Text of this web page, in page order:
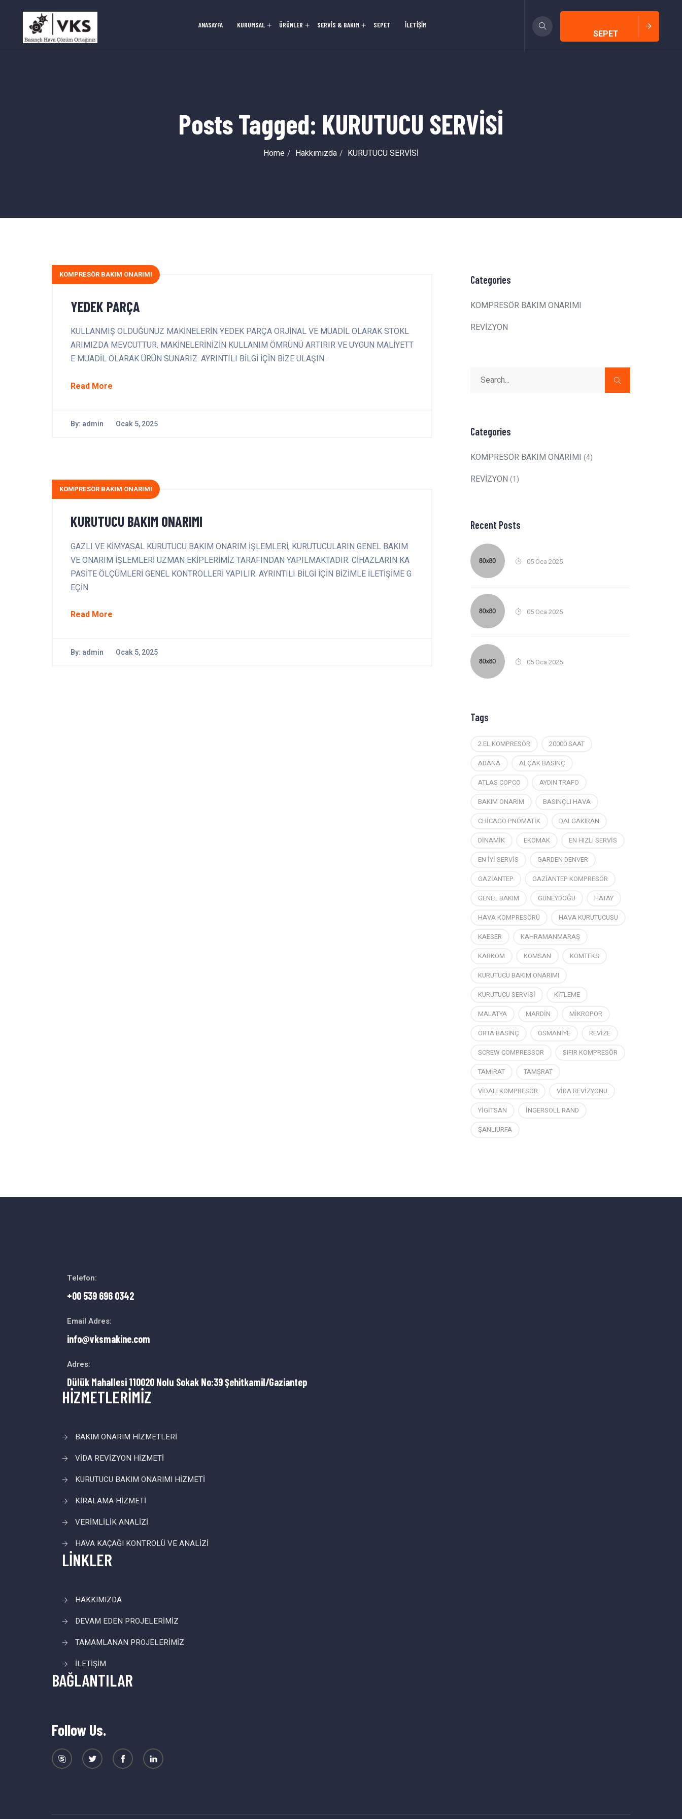
ANASAYFA KURUMSAL ÜRÜNLER SERVİS & BAKIM SEPET İLETİŞİM
SEPET
Posts Tagged: KURUTUCU SERVİSİ
Home Hakkımızda KURUTUCU SERVİSİ
KOMPRESÖR BAKIM ONARIMI
YEDEK PARÇA
KULLANMIŞ OLDUĞUNUZ MAKİNELERİN YEDEK PARÇA ORJİNAL VE MUADİL OLARAK STOKL
ARIMIZDA MEVCUTTUR. MAKİNELERİNİZİN KULLANIM ÖMRÜNÜ ARTIRIR VE UYGUN MALİYETT
E MUADİL OLARAK ÜRÜN SUNARIZ. AYRINTILI BİLGİ İÇİN BİZE ULAŞIN.
Read More
By: admin Ocak 5, 2025
KOMPRESÖR BAKIM ONARIMI
KURUTUCU BAKIM ONARIMI
GAZLI VE KİMYASAL KURUTUCU BAKIM ONARIM İŞLEMLERİ, KURUTUCULARIN GENEL BAKIM
VE ONARIM İŞLEMLERİ UZMAN EKİPLERİMİZ TARAFINDAN YAPILMAKTADIR. CİHAZLARIN KA
PASİTE ÖLÇÜMLERİ GENEL KONTROLLERİ YAPILIR. AYRINTILI BİLGİ İÇİN BİZİMLE İLETİŞİME G
EÇİN.
Read More
By: admin Ocak 5, 2025
Categories
KOMPRESÖR BAKIM ONARIMI
REVİZYON
Categories
KOMPRESÖR BAKIM ONARIMI (4)
REVİZYON (1)
Recent Posts
05 Oca 2025
05 Oca 2025
05 Oca 2025
Tags
2.EL KOMPRESÖR
20000 SAAT
ADANA
ALÇAK BASINÇ
ATLAS COPCO
AYDIN TRAFO
BAKIM ONARIM
BASINÇLI HAVA
CHİCAGO PNÖMATİK
DALGAKIRAN
DİNAMİK
EKOMAK
EN HIZLI SERVİS
EN İYİ SERVİS
GARDEN DENVER
GAZİANTEP
GAZİANTEP KOMPRESÖR
GENEL BAKIM
GÜNEYDOĞU
HATAY
HAVA KOMPRESÖRÜ
HAVA KURUTUCUSU
KAESER
KAHRAMANMARAŞ
KARKOM
KOMSAN
KOMTEKS
KURUTUCU BAKIM ONARIMI
KURUTUCU SERVİSİ
KİTLEME
MALATYA
MARDİN
MİKROPOR
ORTA BASINÇ
OSMANİYE
REVİZE
SCREW COMPRESSOR
SIFIR KOMPRESÖR
TAMİRAT
TAMŞRAT
VİDALI KOMPRESÖR
VİDA REVİZYONU
YİGİTSAN
İNGERSOLL RAND
ŞANLIURFA
Telefon:
+00 539 696 0342
Email Adres:
info@vksmakine.com
Adres:
Dülük Mahallesi 110020 Nolu Sokak No:39 Şehitkamil/Gaziantep
HİZMETLERİMİZ
BAKIM ONARIM HİZMETLERİ
VİDA REVİZYON HİZMETİ
KURUTUCU BAKIM ONARIMI HİZMETİ
KİRALAMA HİZMETİ
VERİMLİLİK ANALİZİ
HAVA KAÇAĞI KONTROLÜ VE ANALİZİ
LİNKLER
HAKKIMIZDA
DEVAM EDEN PROJELERİMİZ
TAMAMLANAN PROJELERİMİZ
İLETİŞİM
BAĞLANTILAR
Follow Us.